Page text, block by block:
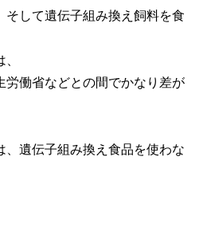
そして遺伝子組み換え飼料を食
労働省などとの間でかなり差が
、遺伝子組み換え食品を使わな